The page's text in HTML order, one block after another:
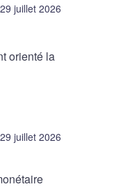
29 juillet 2026
orienté la
29 juillet 2026